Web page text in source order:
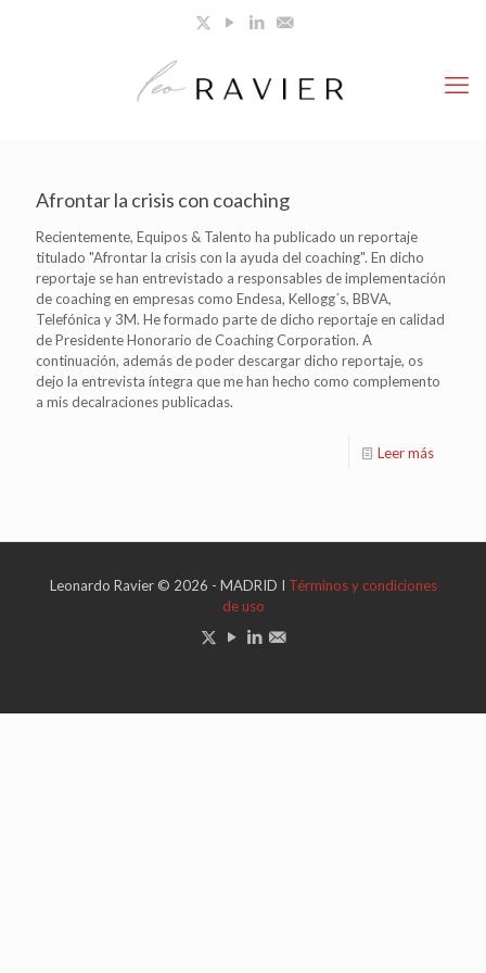
Afrontar la crisis con coaching
Recientemente, Equipos & Talento ha publicado un reportaje
titulado "Afrontar la crisis con la ayuda del coaching". En dicho
reportaje se han entrevistado a responsables de implementación
de coaching en empresas como Endesa, Kellogg´s, BBVA,
Telefónica y 3M. He formado parte de dicho reportaje en calidad
de Presidente Honorario de Coaching Corporation. A
continuación, además de poder descargar dicho reportaje, os
dejo la entrevista íntegra que me han hecho como complemento
a mis decalraciones publicadas.
Leer más
Leonardo Ravier © 2026 - MADRID I Términos y condiciones
de uso